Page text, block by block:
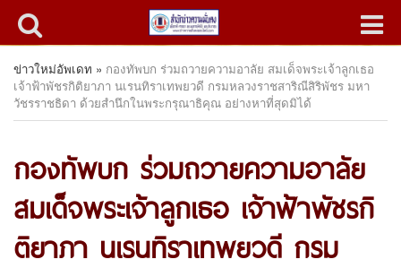
ข่าวใหม่อัพเดท » กองทัพบก ร่วมถวายความอาลัย สมเด็จพระเจ้าลูกเธอ
เจ้าฟ้าพัชรกิติยาภา นเรนทิราเทพยวดี กรมหลวงราชสาริณีสิริพัชร มหา
วัชรราชธิดา ด้วยสำนึกในพระกรุณาธิคุณ อย่างหาที่สุดมิได้
กองทัพบก ร่วมถวายความอาลัย
สมเด็จพระเจ้าลูกเธอ เจ้าฟ้าพัชรกิ
ติยาภา นเรนทิราเทพยวดี กรม